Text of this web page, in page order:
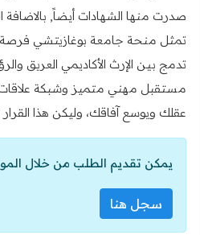
صدرت منها الشهادات أيضاً,
تمثل منحة جامعة بوغازيتشي فرصة
تدمج بين الإرث الأكاديمي العريق
مستقبل مهني متميز وشبكة علاقات
عقلك ويوسع آفاقك، وليكن هذا
يمكن تقديم الطلب من خلال
سجل هنا